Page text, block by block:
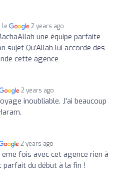
le 2 years ago
une équipe parfaite
sujet Qu’Allah lui accorde des
cette agence
2 years ago
inoubliable. J'ai beaucoup
2 years ago
eme fois avec cet agence rien à
du début à la fin !